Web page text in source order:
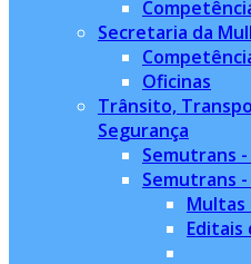
Secretaria da
Oficinas
Trânsito,
Segurança
Semutrans
Semutrans
Multas
Editais